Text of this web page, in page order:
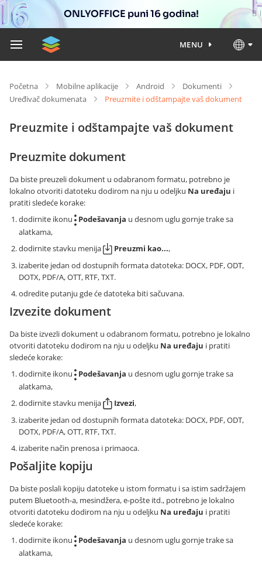
ONLYOFFICE puni 16 godina!
MENU
Početna Mobilne aplikacije Android
Dokumenti
Uređivač dokumenata
Preuzmite i odštampajte vaš dokument
Preuzmite i odštampajte vaš dokument
Preuzmite dokument
Da biste preuzeli dokument u odabranom formatu, potrebno je
lokalno otvoriti datoteku dodirom na nju u odeljku Na uređaju i
pratiti sledeće korake:
dodirnite ikonu
Podešavanja u desnom uglu gornje trake sa
alatkama,
dodirnite stavku menija
Preuzmi kao...,
izaberite jedan od dostupnih formata datoteka: DOCX, PDF, ODT,
DOTX, PDF/A, OTT, RTF, TXT.
odredite putanju gde će datoteka biti sačuvana.
Izvezite dokument
Da biste izvezli dokument u odabranom formatu, potrebno je lokalno
otvoriti datoteku dodirom na nju u odeljku Na uređaju i pratiti
sledeće korake:
dodirnite ikonu
Podešavanja u desnom uglu gornje trake sa
alatkama,
dodirnite stavku menija
Izvezi,
izaberite jedan od dostupnih formata datoteka: DOCX, PDF, ODT,
DOTX, PDF/A, OTT, RTF, TXT.
izaberite način prenosa i primaoca.
Pošaljite kopiju
Da biste poslali kopiju datoteke u istom formatu i sa istim sadržajem
putem Bluetooth-a, mesindžera, e-pošte itd., potrebno je lokalno
otvoriti datoteku dodirom na nju u odeljku Na uređaju i pratiti
sledeće korake:
dodirnite ikonu
Podešavanja u desnom uglu gornje trake sa
alatkama,